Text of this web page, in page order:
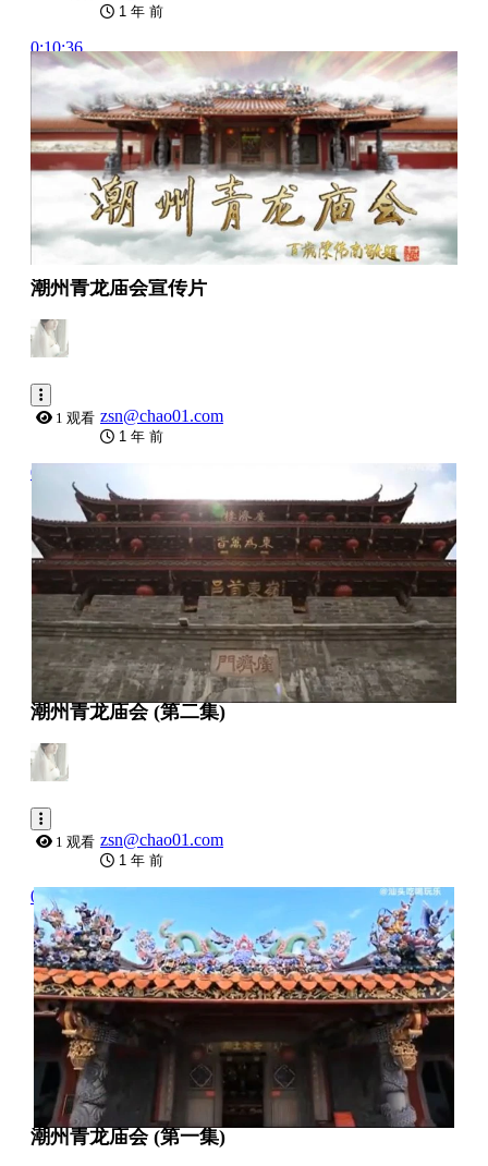
1 年 前
0:10:36
潮州青龙庙会宣传片
1 观看 zsn@chao01.com
1 年 前
0:39:59
潮州青龙庙会 (第二集)
1 观看 zsn@chao01.com
1 年 前
0:40:32
潮州青龙庙会 (第一集)